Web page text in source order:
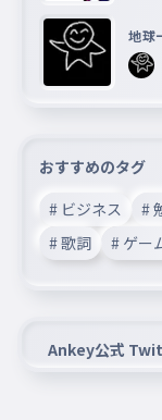
地球
おすすめのタグ
# ビジネス #
# 歌詞
# ゲー
Ankey公式